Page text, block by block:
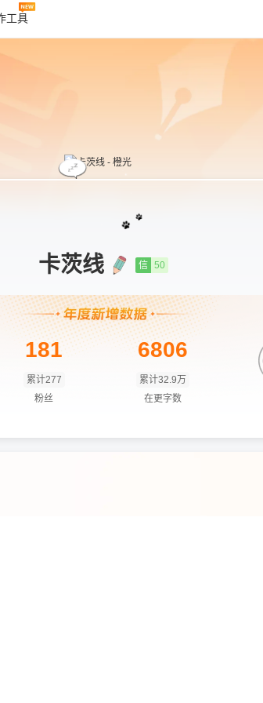
工具
卡茨线 信 50
181
累计277
粉丝
6806
累计32.9万
在更字数